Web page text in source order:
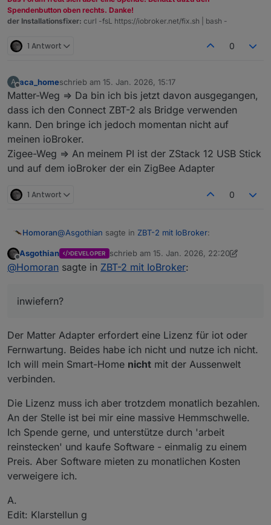
Spendenbutton oben rechts. Danke!
der Installationsfixer: curl -fsL https://iobroker.net/fix.sh | bash -
1 Antwort 0
A
Offline
aca_homeschrieb am 15. Jan. 2026, 15:17
zuletzt editiert von
Matter-Weg => Da bin ich bis jetzt davon ausgegangen,
dass ich den Connect ZBT-2 als Bridge verwenden
kann. Den bringe ich jedoch momentan nicht auf
meinen ioBroker.
Zigee-Weg => An meinem PI ist der ZStack 12 USB Stick
und auf dem ioBroker der ein ZigBee Adapter
1 Antwort 0
Homoran@Asgothian sagte in ZBT-2 mit IoBroker:
auch weil das zusätzlich mitmonatlichen
Hab mir gerade paar ikea Sensoren gekauft, in der
Offline
Asgothian DEVELOPER schrieb am 15. Jan. 2026, 22:20
zuletzt editiert von Asgothian
@Homoran sagte in ZBT-2 mit IoBroker:
inwiefern?
Der Matter Adapter erfordert eine Lizenz für iot oder
Fernwartung. Beides habe ich nicht und nutze ich nicht.
Ich will mein Smart-Home nicht mit der Aussenwelt
verbinden.
Die Lizenz muss ich aber trotzdem monatlich bezahlen.
An der Stelle ist bei mir eine massive Hemmschwelle.
Ich Spende gerne, und unterstütze durch 'arbeit
reinstecken' und kaufe Software - einmalig zu einem
Preis. Aber Software mieten zu monatlichen Kosten
verweigere ich.
A.
Edit: Klarstellun g